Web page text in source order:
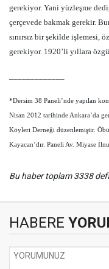
gerekiyor. Yani yüzleşme
çerçevede bakmak gerekir.
sınırsız bir şekilde işlemesi,
gerekiyor. 1920’li yıllara
*Dersim 38 Paneli’nde yapılan
Nisan 2012 tarihinde Ankara’da
Köyleri Derneği düzenlemiştir.
Kayacan’dır. Paneli Av. Miyase
Bu haber toplam 3338
HABERE